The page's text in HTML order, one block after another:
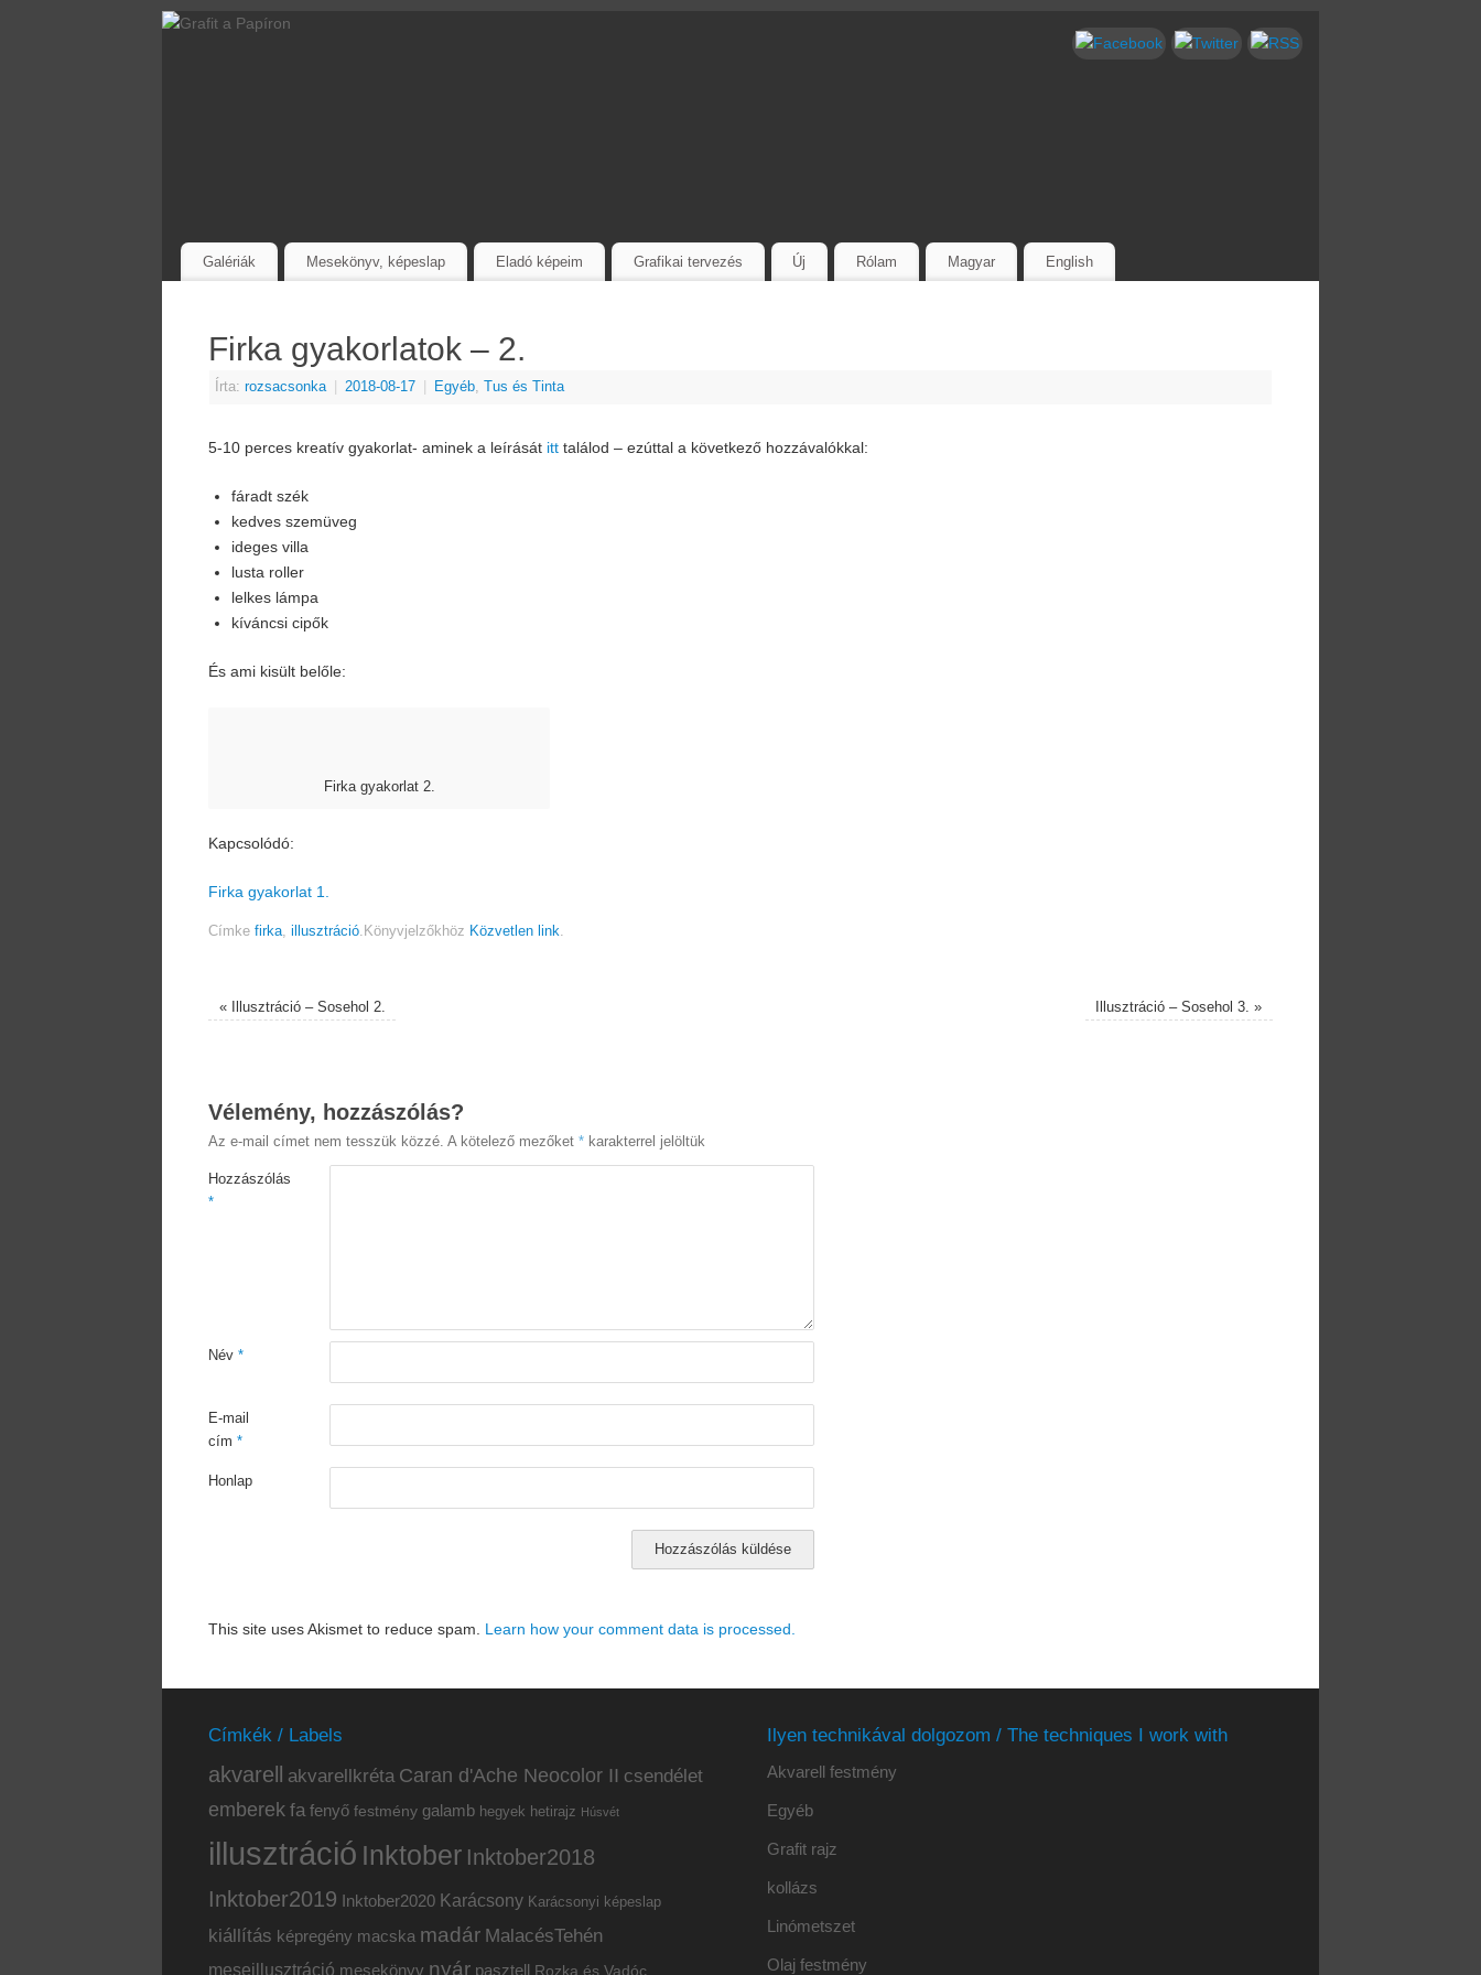
Galériák Mesekönyv, képeslap Eladó képeim Grafikai tervezés Új Rólam Magyar English
Firka gyakorlatok – 2.
Írta: rozsacsonka 2018-08-17 Egyéb, Tus és Tinta
5-10 perces kreatív gyakorlat- aminek a leírását itt találod – ezúttal a következő hozzávalókkal:
fáradt szék
kedves szemüveg
ideges villa
lusta roller
lelkes lámpa
kíváncsi cipők
És ami kisült belőle:
Firka gyakorlat 2.
Kapcsolódó:
Firka gyakorlat 1.
Címke firka, illusztráció. Könyvjelzőkhöz Közvetlen link.
«Illusztráció – Sosehol 2. Illusztráció – Sosehol 3.»
Vélemény, hozzászólás?
Az e-mail címet nem tesszük közzé. A kötelező mezőket * karakterrel jelöltük
Hozzászólás
*
Név *
E-mail
cím *
Honlap
This site uses Akismet to reduce spam. Learn how your comment data is processed.
Címkék / Labels
akvarell akvarellkréta Caran d'Ache Neocolor II csendélet
emberek fa fenyő festmény galamb hegyek hetirajz Húsvét
illusztráció Inktober Inktober2018
Inktober2019 Inktober2020 Karácsony Karácsonyi képeslap
kiállítás képregény macska madár MalacésTehén
meseillusztráció mesekönyv nyár pasztell Rozka és Vadóc
Ilyen technikával dolgozom / The techniques I work with
Akvarell festmény
Egyéb
Grafit rajz
kollázs
Linómetszet
Olaj festmény